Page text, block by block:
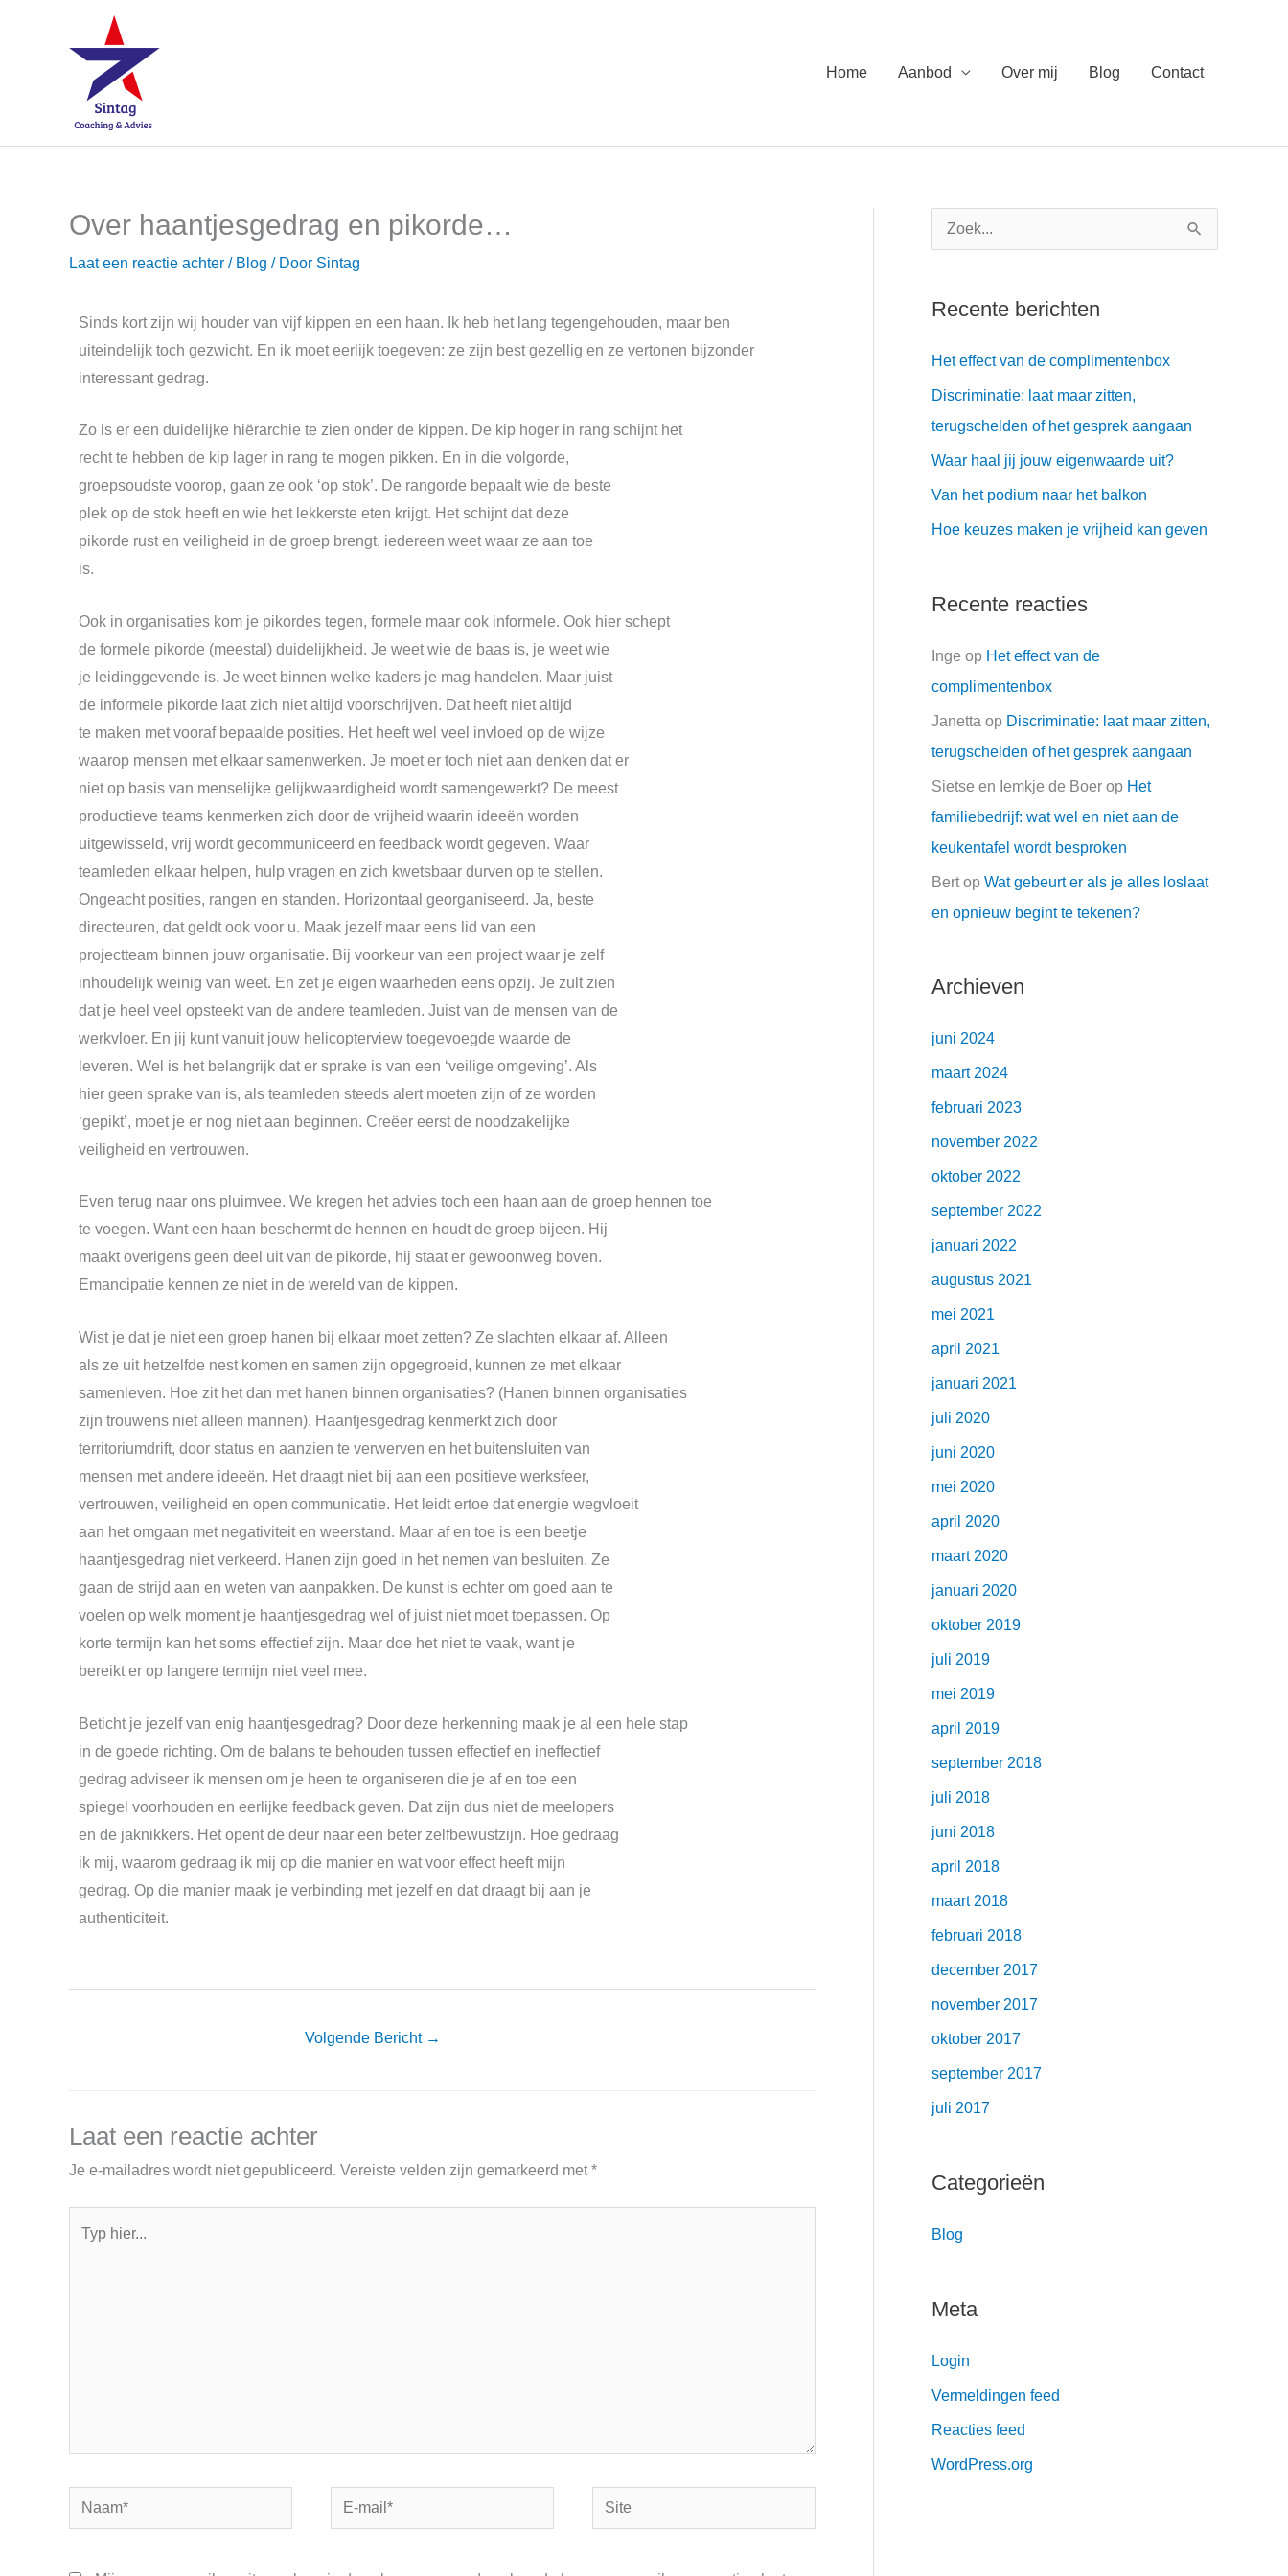
Home Aanbod Over mij Blog Contact
Over haantjesgedrag en pikorde…
Laat een reactie achter / Blog / Door Sintag
Sinds kort zijn wij houder van vijf kippen en een haan. Ik heb het lang tegengehouden, maar ben
uiteindelijk toch gezwicht. En ik moet eerlijk toegeven: ze zijn best gezellig en ze vertonen bijzonder
interessant gedrag.
Zo is er een duidelijke hiërarchie te zien onder de kippen. De kip hoger in rang schijnt het
recht te hebben de kip lager in rang te mogen pikken. En in die volgorde,
groepsoudste voorop, gaan ze ook ‘op stok’. De rangorde bepaalt wie de beste
plek op de stok heeft en wie het lekkerste eten krijgt. Het schijnt dat deze
pikorde rust en veiligheid in de groep brengt, iedereen weet waar ze aan toe
is.
Ook in organisaties kom je pikordes tegen, formele maar ook informele. Ook hier schept
de formele pikorde (meestal) duidelijkheid. Je weet wie de baas is, je weet wie
je leidinggevende is. Je weet binnen welke kaders je mag handelen. Maar juist
de informele pikorde laat zich niet altijd voorschrijven. Dat heeft niet altijd
te maken met vooraf bepaalde posities. Het heeft wel veel invloed op de wijze
waarop mensen met elkaar samenwerken. Je moet er toch niet aan denken dat er
niet op basis van menselijke gelijkwaardigheid wordt samengewerkt? De meest
productieve teams kenmerken zich door de vrijheid waarin ideeën worden
uitgewisseld, vrij wordt gecommuniceerd en feedback wordt gegeven. Waar
teamleden elkaar helpen, hulp vragen en zich kwetsbaar durven op te stellen.
Ongeacht posities, rangen en standen. Horizontaal georganiseerd. Ja, beste
directeuren, dat geldt ook voor u. Maak jezelf maar eens lid van een
projectteam binnen jouw organisatie. Bij voorkeur van een project waar je zelf
inhoudelijk weinig van weet. En zet je eigen waarheden eens opzij. Je zult zien
dat je heel veel opsteekt van de andere teamleden. Juist van de mensen van de
werkvloer. En jij kunt vanuit jouw helicopterview toegevoegde waarde de
leveren. Wel is het belangrijk dat er sprake is van een ‘veilige omgeving’. Als
hier geen sprake van is, als teamleden steeds alert moeten zijn of ze worden
‘gepikt’, moet je er nog niet aan beginnen. Creëer eerst de noodzakelijke
veiligheid en vertrouwen.
Even terug naar ons pluimvee. We kregen het advies toch een haan aan de groep hennen toe
te voegen. Want een haan beschermt de hennen en houdt de groep bijeen. Hij
maakt overigens geen deel uit van de pikorde, hij staat er gewoonweg boven.
Emancipatie kennen ze niet in de wereld van de kippen.
Wist je dat je niet een groep hanen bij elkaar moet zetten? Ze slachten elkaar af. Alleen
als ze uit hetzelfde nest komen en samen zijn opgegroeid, kunnen ze met elkaar
samenleven. Hoe zit het dan met hanen binnen organisaties? (Hanen binnen organisaties
zijn trouwens niet alleen mannen). Haantjesgedrag kenmerkt zich door
territoriumdrift, door status en aanzien te verwerven en het buitensluiten van
mensen met andere ideeën. Het draagt niet bij aan een positieve werksfeer,
vertrouwen, veiligheid en open communicatie. Het leidt ertoe dat energie wegvloeit
aan het omgaan met negativiteit en weerstand. Maar af en toe is een beetje
haantjesgedrag niet verkeerd. Hanen zijn goed in het nemen van besluiten. Ze
gaan de strijd aan en weten van aanpakken. De kunst is echter om goed aan te
voelen op welk moment je haantjesgedrag wel of juist niet moet toepassen. Op
korte termijn kan het soms effectief zijn. Maar doe het niet te vaak, want je
bereikt er op langere termijn niet veel mee.
Beticht je jezelf van enig haantjesgedrag? Door deze herkenning maak je al een hele stap
in de goede richting. Om de balans te behouden tussen effectief en ineffectief
gedrag adviseer ik mensen om je heen te organiseren die je af en toe een
spiegel voorhouden en eerlijke feedback geven. Dat zijn dus niet de meelopers
en de jaknikkers. Het opent de deur naar een beter zelfbewustzijn. Hoe gedraag
ik mij, waarom gedraag ik mij op die manier en wat voor effect heeft mijn
gedrag. Op die manier maak je verbinding met jezelf en dat draagt bij aan je
authenticiteit.
Volgende Bericht →
Laat een reactie achter
Je e-mailadres wordt niet gepubliceerd. Vereiste velden zijn gemarkeerd met*
Naam*
E-
mail*
Site
n
a
a
Recente berichten
Het effect van de complimentenbox
Discriminatie: laat maar zitten,
terugschelden of het gesprek aangaan
Waar haal jij jouw eigenwaarde uit?
Van het podium naar het balkon
Hoe keuzes maken je vrijheid kan geven
Recente reacties
Inge op Het effect van de
complimentenbox
Janetta op Discriminatie: laat maar zitten,
terugschelden of het gesprek aangaan
Sietse en Iemkje de Boer op Het
familiebedrijf: wat wel en niet aan de
keukentafel wordt besproken
Bertop Wat gebeurt er als je alles loslaat
en opnieuw begint te tekenen?
Archieven
juni 2024
maart 2024
februari 2023
november 2022
oktober 2022
september 2022
januari 2022
augustus 2021
mei 2021
april 2021
januari 2021
juli 2020
juni 2020
mei 2020
april 2020
maart 2020
januari 2020
oktober 2019
juli 2019
mei 2019
april 2019
september 2018
juli 2018
juni 2018
april 2018
maart 2018
februari 2018
december 2017
november 2017
oktober 2017
september 2017
juli 2017
Categorieën
Blog
Meta
Login
Vermeldingen feed
Reacties feed
WordPress.org